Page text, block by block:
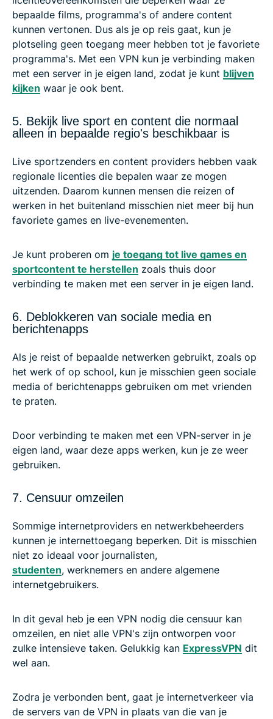
bepaalde films, programma's of andere content
kunnen vertonen. Dus als je op reis gaat, kun je
plotseling geen toegang meer hebben tot je favoriete
programma's. Met een VPN kun je verbinding maken
met een server in je eigen land, zodat je kunt blijven
kijken waar je ook bent.
5. Bekijk live sport en content die normaal
alleen in bepaalde regio's beschikbaar is
Live sportzenders en content providers hebben vaak
regionale licenties die bepalen waar ze mogen
uitzenden. Daarom kunnen mensen die reizen of
werken in het buitenland misschien niet meer bij hun
favoriete games en live-evenementen.
Je kunt proberen om je toegang tot live games en
sportcontent te herstellen zoals thuis door
verbinding te maken met een server in je eigen land.
6. Deblokkeren van sociale media en
berichtenapps
Als je reist of bepaalde netwerken gebruikt, zoals op
het werk of op school, kun je misschien geen sociale
media of berichtenapps gebruiken om met vrienden
te praten.
Door verbinding te maken met een VPN-server in je
eigen land, waar deze apps werken, kun je ze weer
gebruiken.
7. Censuur omzeilen
Sommige internetproviders en netwerkbeheerders
kunnen je internettoegang beperken. Dit is misschien
niet zo ideaal voor journalisten,
studenten, werknemers en andere algemene
internetgebruikers.
In dit geval heb je een VPN nodig die censuur kan
omzeilen, en niet alle VPN's zijn ontworpen voor
zulke intensieve taken. Gelukkig kan ExpressVPN dit
wel aan.
Zodra je verbonden bent, gaat je internetverkeer via
de servers van de VPN in plaats van die van je